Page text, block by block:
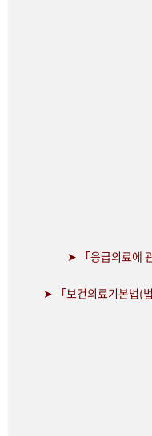
➤ 「응급의료에
➤ 「보건의료기본법(